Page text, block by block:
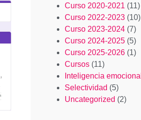
Curso 2020-2021 (11)
Curso 2022-2023(10)
Curso 2023-2024(7)
Curso 2024-2025(5)
Curso 2025-2026(1)
Cursos(11)
Inteligencia emocional
Selectividad (5)
Uncategorized (2)